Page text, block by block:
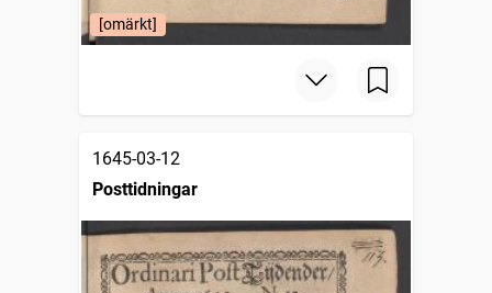
[omärkt]
1645-03-12
Posttidningar